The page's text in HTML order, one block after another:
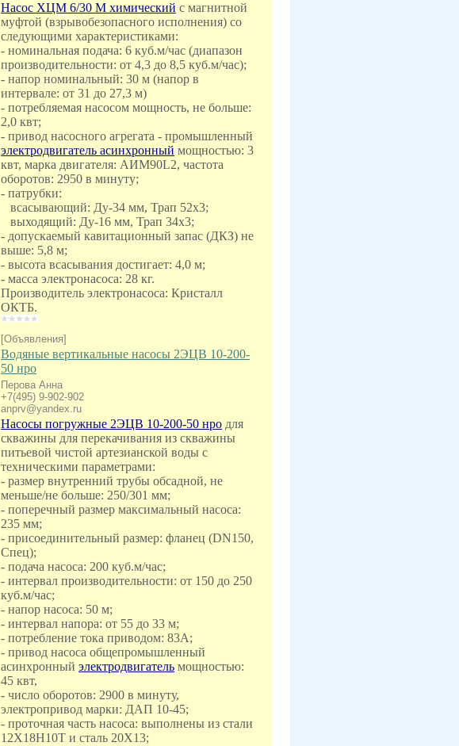
Насос ХЦМ 6/30 М химический с магнитной
муфтой (взрывобезопасного исполнения) со
следующими характеристиками:
- номинальная подача: 6 куб.м/час (диапазон
производительности: от 4,3 до 8,5 куб.м/час);
- напор номинальный: 30 м (напор в
интервале: от 31 до 27,3 м)
- потребляемая насосом мощность, не больше:
2,0 квт;
- привод насосного агрегата - промышленный
электродвигатель асинхронный мощностью: 3
квт, марка двигателя: АИМ90L2, частота
оборотов: 2950 в минуту;
- патрубки:
всасывающий: Ду-34 мм, Трап 52x3;
выходящий: Ду-16 мм, Трап 34x3;
- допускаемый кавитационный запас (ДКЗ) не
выше: 5,8 м;
- высота всасывания достигает: 4,0 м;
- масса электронасоса: 28 кг.
Производитель электронасоса: Кристалл
ОКТБ.
[Объявления]
Водяные вертикальные насосы 2ЭЦВ 10-200-
50 нро
Перова Анна
+7(495) 9-902-902
anprv@yandex.ru
Насосы погружные 2ЭЦВ 10-200-50 нро для
скважины для перекачивания из скважины
питьевой чистой артезианской воды с
техническими параметрами:
- размер внутренний трубы обсадной, не
меньше/не больше: 250/301 мм;
- поперечный размер максимальный насоса:
235 мм;
- присоединительный размер: фланец (DN150,
Спец);
- подача насоса: 200 куб.м/час;
- интервал производительности: от 150 до 250
куб.м/час;
- напор насоса: 50 м;
- интервал напора: от 55 до 33 м;
- потребление тока приводом: 83А;
- привод насоса общепромышленный
асинхронный электродвигатель мощностью:
45 квт,
- число оборотов: 2900 в минуту,
электропривод марки: ДАП 10-45;
- проточная часть насоса: выполнены из стали
12Х18Н10Т и сталь 20Х13;